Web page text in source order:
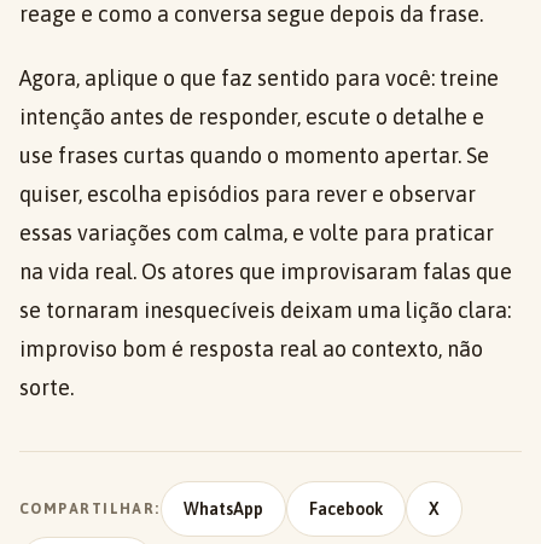
reage e como a conversa segue depois da frase.
Agora, aplique o que faz sentido para você: treine
intenção antes de responder, escute o detalhe e
use frases curtas quando o momento apertar. Se
quiser, escolha episódios para rever e observar
essas variações com calma, e volte para praticar
na vida real. Os atores que improvisaram falas que
se tornaram inesquecíveis deixam uma lição clara:
improviso bom é resposta real ao contexto, não
sorte.
COMPARTILHAR: WhatsApp Facebook X